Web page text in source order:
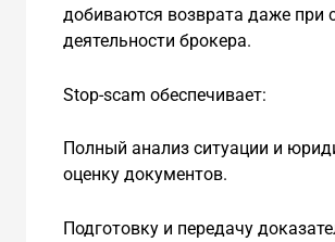
добиваются возврата даже при
деятельности брокера.
Stop-scam обеспечивает:
Полный анализ ситуации и
оценку документов.
Подготовку и передачу